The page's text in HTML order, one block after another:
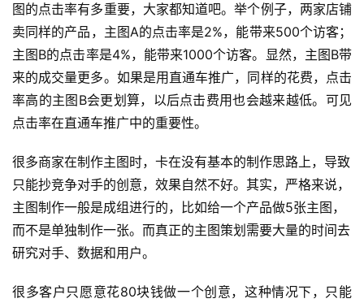
图的点击率有多重要，大家都知道吧。举个例子，两家店铺
卖同样的产品，主图A的点击率是2%，能带来500个访客；
主图B的点击率是4%，能带来1000个访客。显然，主图B带
来的成交量更多。如果是用直通车推广，同样的花费，点击
率高的主图B会更划算，以后点击费用也会越来越低。可见
点击率在直通车推广中的重要性。
很多商家在制作主图时，卡在没有基本的制作思路上，导致
只能抄竞争对手的创意，效果自然不好。其实，严格来说，
主图制作一般是成组进行的，比如给一个产品做5张主图，
而不是单独制作一张。而真正的主图策划需要大量的时间去
研究对手、数据和用户。
很多客户只愿意花80块钱做一个创意，这种情况下，只能